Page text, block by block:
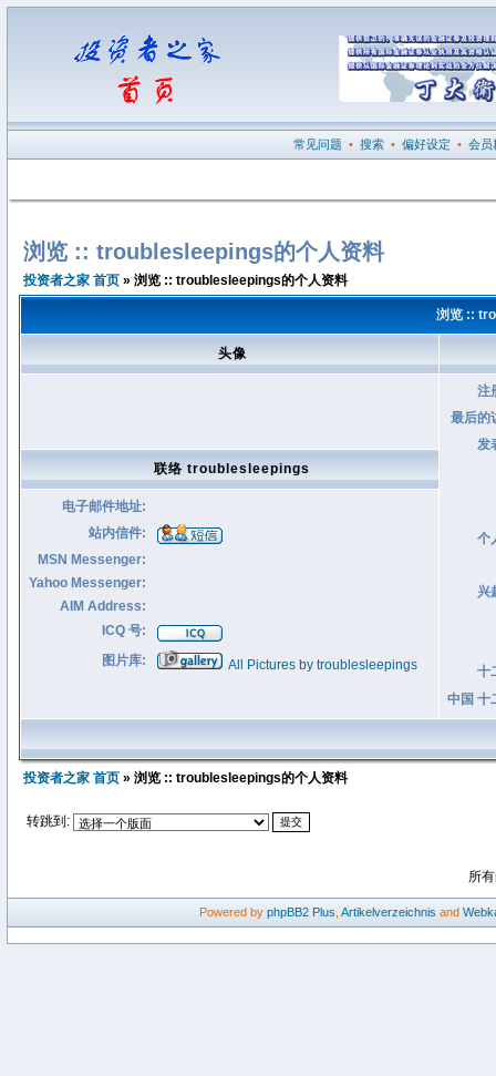
常见问题 • 搜索 • 偏好设定 • 会员
浏览 :: troublesleepings的个人资料
投资者之家 首页 » 浏览 :: troublesleepings的个人资料
浏览 ::
头像
注
最后的
发
个
兴
十
中国 十
联络 troublesleepings
电子邮件地址:
站内信件:
MSN Messenger:
Yahoo Messenger:
AIM Address:
ICQ 号:
图片库:
All Pictures by troublesleepings
投资者之家 首页 » 浏览 :: troublesleepings的个人资料
转跳到:
所
Powered by phpBB2 Plus Artikelverzeichnis and